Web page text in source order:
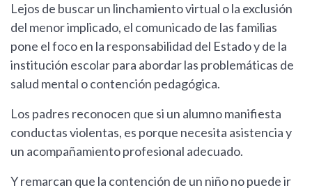
Lejos de buscar un linchamiento virtual o la exclusión
del menor implicado, el comunicado de las familias
pone el foco en la responsabilidad del Estado y de la
institución escolar para abordar las problemáticas de
salud mental o contención pedagógica.
Los padres reconocen que si un alumno manifiesta
conductas violentas, es porque necesita asistencia y
un acompañamiento profesional adecuado.
Y remarcan que la contención de un niño no puede ir